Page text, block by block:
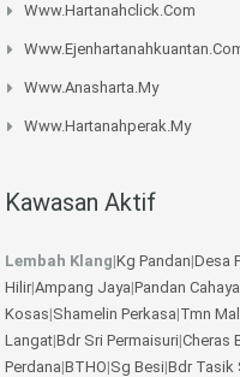
Www.hartanahclick.com
Www.anasharta.my
Www.hartanahperak.my
Kawasan Aktif
Lembah Klang|Kg Pandan|Desa
Hilir|Ampang Jaya|Pandan Cahaya
Kosas|Shamelin Perkasa|Tmn
Langat|Bdr Sri Permaisuri|Cheras
Perdana|BTHO|Sg Besi|Bdr Tasik